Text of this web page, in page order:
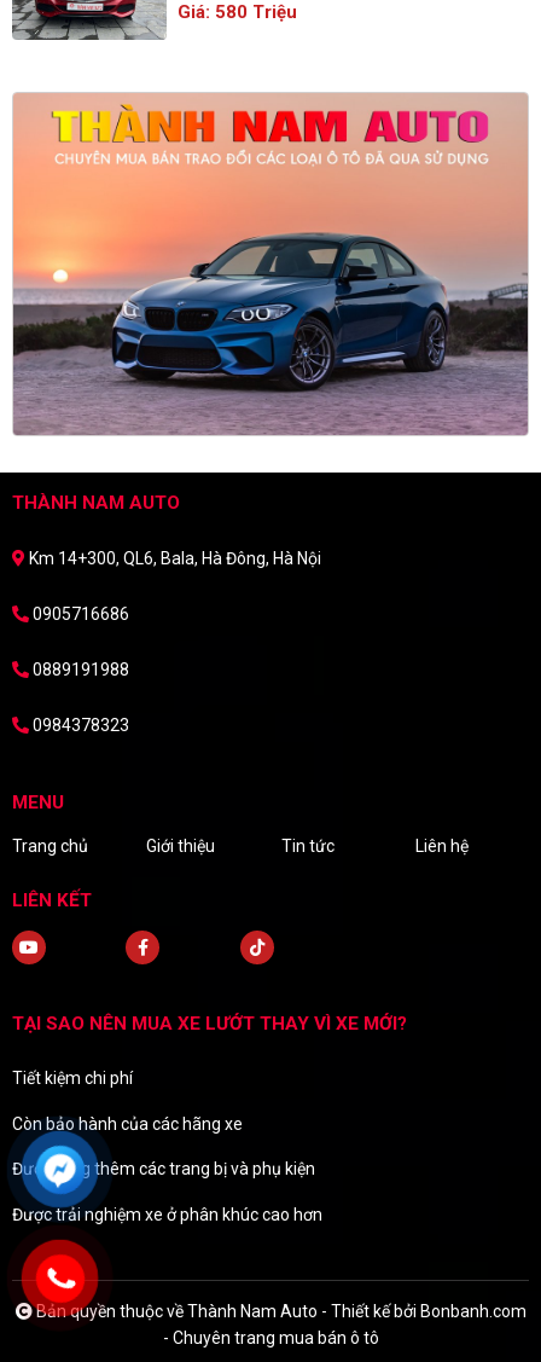
Giá: 580 Triệu
THÀNH NAM AUTO
Km 14+300, QL6, Bala, Hà Đông, Hà Nội
0905716686
0889191988
0984378323
MENU
Trang chủ Giới thiệu Tin tức Liên hệ
LIÊN KẾT
TẠI SAO NÊN MUA XE LƯỚT THAY VÌ XE MỚI?
Tiết kiệm chi phí
Còn bảo hành của các hãng xe
Được tặng thêm các trang bị và phụ kiện
Được trải nghiệm xe ở phân khúc cao hơn
Bản quyền thuộc về Thành Nam Auto - Thiết kế bởi Bonbanh.com
- Chuyên trang mua bán ô tô